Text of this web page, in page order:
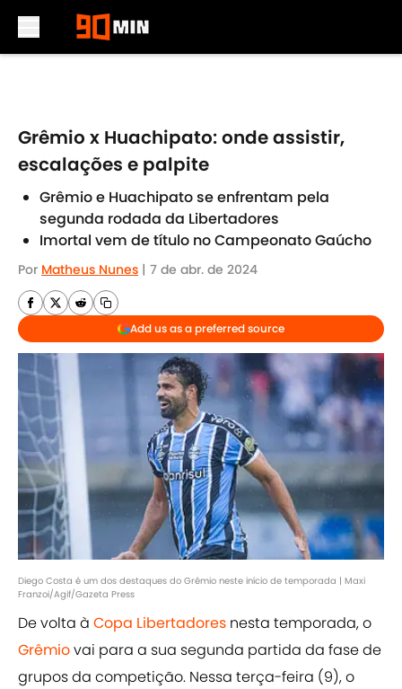
Grêmio x Huachipato: onde assistir,
escalações e palpite
Grêmio e Huachipato se enfrentam pela
segunda rodada da Libertadores
Imortal vem de título no Campeonato Gaúcho
Por Matheus Nunes | 7 de abr. de 2024
Add us as a preferred source
Diego Costa é um dos destaques do Grêmio neste início de temporada | Maxi
Franzoi/Agif/Gazeta Press
De volta à Copa Libertadores nesta temporada, o
Grêmiovai para a sua segunda partida da fase de
grupos da competição. Nessa terça-feira (9), o